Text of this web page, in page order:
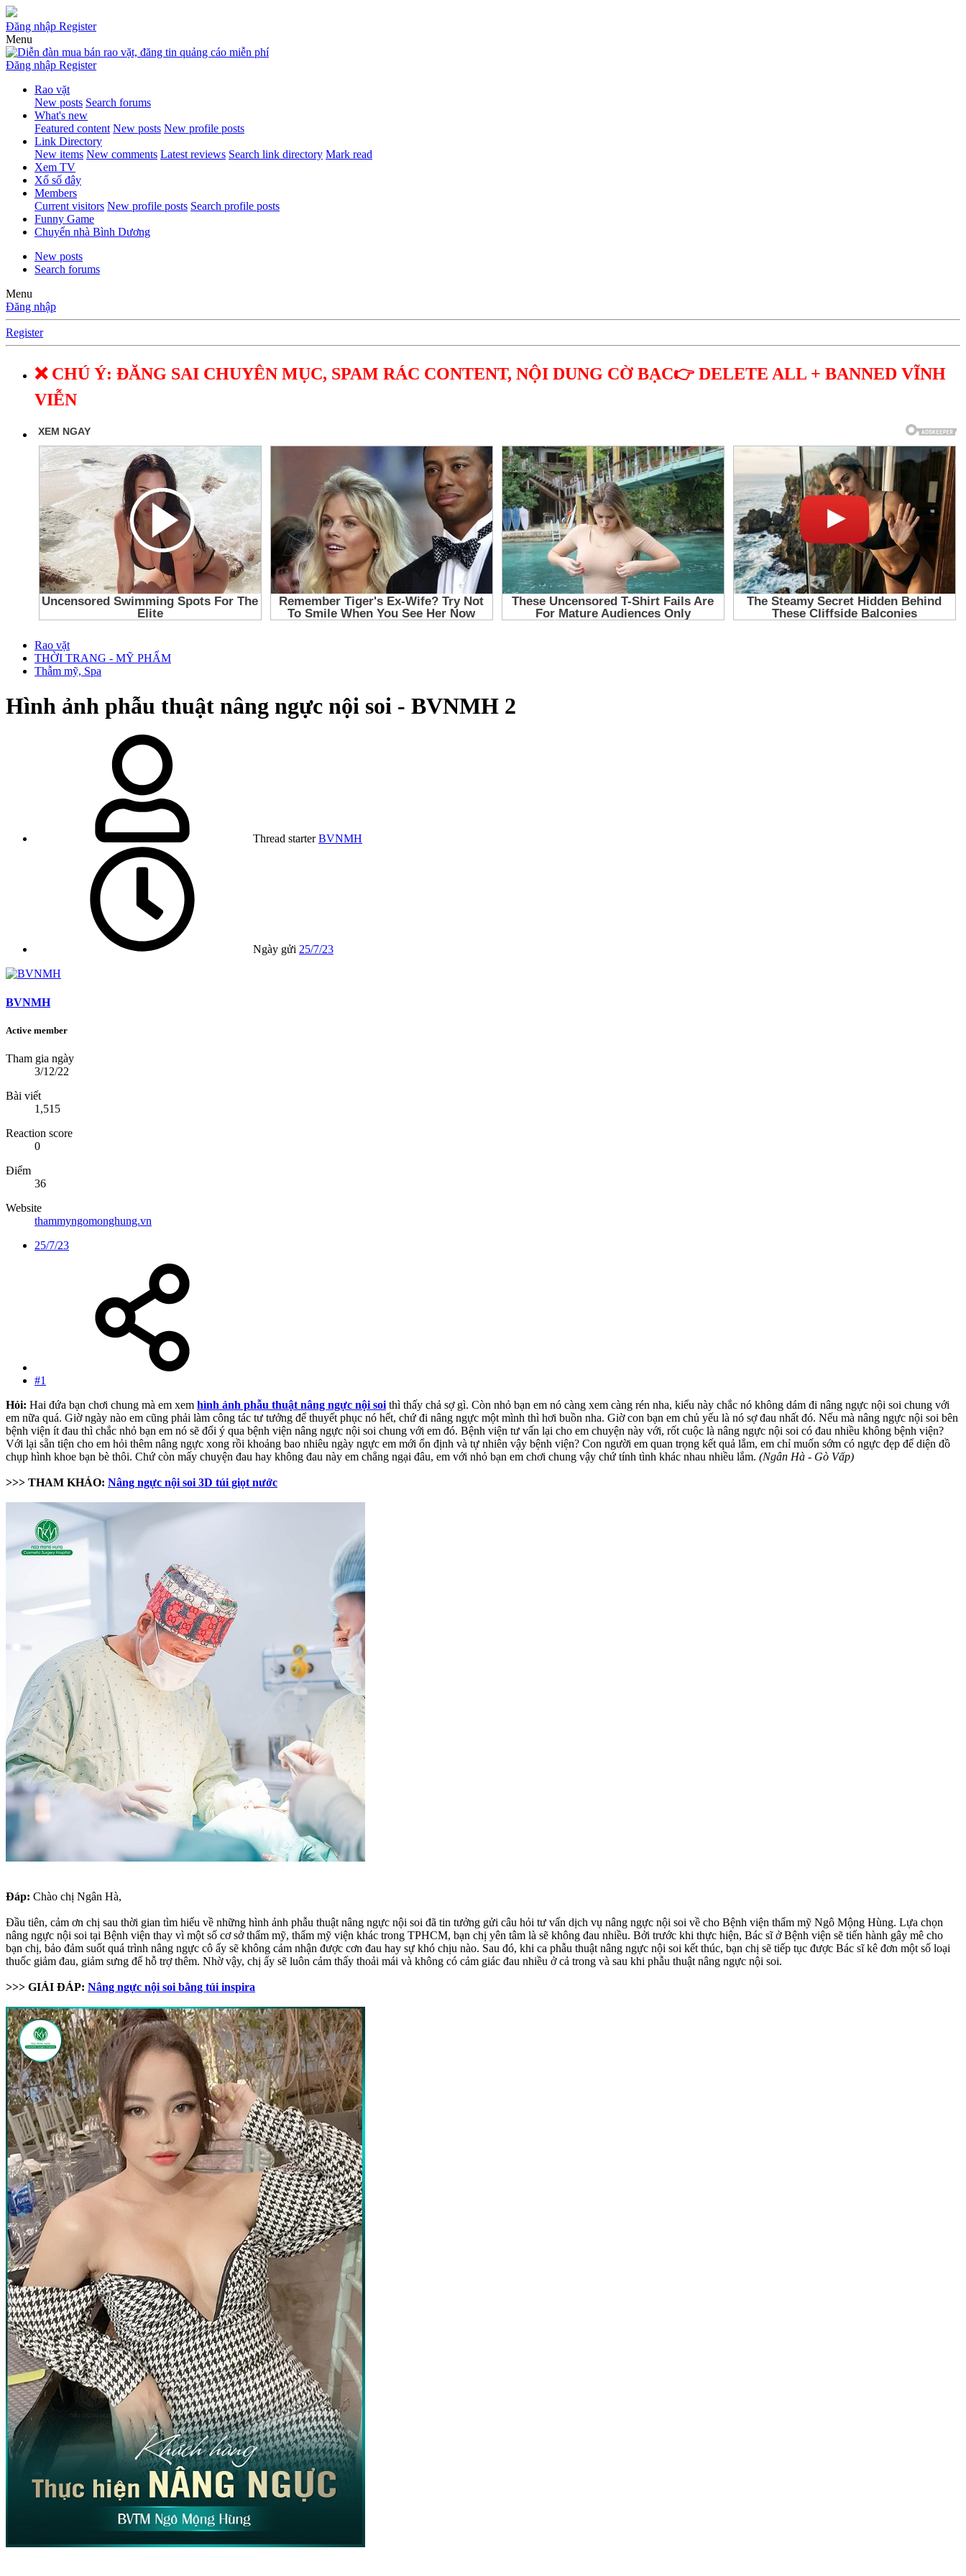
Đăng nhập Register
Menu
Đăng nhập Register
Rao vặt
New posts Search forums
What's new
Featured content New posts New profile posts
Link Directory
New items New comments Latest reviews Search link directory Mark read
Xem TV
Xổ số đây
Members
Current visitors New profile posts Search profile posts
Funny Game
Chuyển nhà Bình Dương
New posts
Search forums
Menu
Đăng nhập
Register
❌ CHÚ Ý: ĐĂNG SAI CHUYÊN MỤC, SPAM RÁC CONTENT, NỘI DUNG CỜ BẠC👉 DELETE ALL + BANNED VĨNH
VIỄN
Rao vặt
THỜI TRANG - MỸ PHẨM
Thẫm mỹ, Spa
Hình ảnh phẫu thuật nâng ngực nội soi - BVNMH 2
Thread starter BVNMH
Ngày gửi 25/7/23
BVNMH
Active member
Tham gia ngày
3/12/22
Bài viết
1,515
Reaction score
0
Điểm
36
Website
thammyngomonghung.vn
25/7/23
#1
Hỏi: Hai đứa bạn chơi chung mà em xem hình ảnh phẫu thuật nâng ngực nội soi thì thấy chả sợ gì. Còn nhỏ bạn em nó càng xem càng rén nha, kiểu này chắc nó không dám đi nâng ngực nội soi chung với
em nữa quá. Giờ ngày nào em cũng phải làm công tác tư tưởng để thuyết phục nó hết, chứ đi nâng ngực một mình thì hơi buồn nha. Giờ con bạn em chủ yếu là nó sợ đau nhất đó. Nếu mà nâng ngực nội soi bên
bệnh viện ít đau thì chắc nhỏ bạn em nó sẽ đổi ý qua bệnh viện nâng ngực nội soi chung với em đó. Bệnh viện tư vấn lại cho em chuyện này với, rốt cuộc là nâng ngực nội soi có đau nhiều không bệnh viện?
Với lại sẵn tiện cho em hỏi thêm nâng ngực xong rồi khoảng bao nhiêu ngày ngực em mới ổn định và tự nhiên vậy bệnh viện? Con người em quan trọng kết quả lắm, em chỉ muốn sớm có ngực đẹp để diện đồ
chụp hình khoe bạn bè thôi. Chứ còn mấy chuyện đau hay không đau này em chẳng ngại đâu, em với nhỏ bạn em chơi chung vậy chứ tính tình khác nhau nhiều lắm. (Ngân Hà - Gò Vấp)
>>> THAM KHẢO: Nâng ngực nội soi 3D túi giọt nước
Đáp: Chào chị Ngân Hà,
Đầu tiên, cảm ơn chị sau thời gian tìm hiểu về những hình ảnh phẫu thuật nâng ngực nội soi đã tin tưởng gửi câu hỏi tư vấn dịch vụ nâng ngực nội soi về cho Bệnh viện thẩm mỹ Ngô Mộng Hùng. Lựa chọn
nâng ngực nội soi tại Bệnh viện thay vì một số cơ sở thẩm mỹ, thẩm mỹ viện khác trong TPHCM, bạn chị yên tâm là sẽ không đau nhiều. Bởi trước khi thực hiện, Bác sĩ ở Bệnh viện sẽ tiến hành gây mê cho
bạn chị, bảo đảm suốt quá trình nâng ngực cô ấy sẽ không cảm nhận được cơn đau hay sự khó chịu nào. Sau đó, khi ca phẫu thuật nâng ngực nội soi kết thúc, bạn chị sẽ tiếp tục được Bác sĩ kê đơn một số loại
thuốc giảm đau, giảm sưng để hỗ trợ thêm. Nhờ vậy, chị ấy sẽ luôn cảm thấy thoải mái và không có cảm giác đau nhiều ở cả trong và sau khi phẫu thuật nâng ngực nội soi.
>>> GIẢI ĐÁP: Nâng ngực nội soi bằng túi inspira